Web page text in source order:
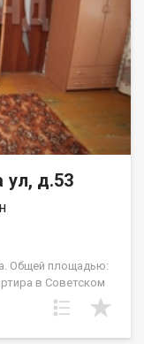
ул, д.53
Общей площадью:
в Советском
расположена на
составляет